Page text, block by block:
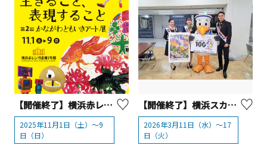
【開催終了】横浜赤レンガ倉庫「第2回 かながわともいきアート展～生きること、表現すること～」
2025年11月1日（土）～9
日（日）
【開催終了】横浜スカーフ 3/11～3/17「かながわシルクフェア」開催！【横浜市】
2026年3月11日（水）～17
日（火）